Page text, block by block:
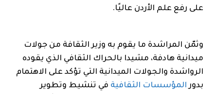
على رفع علم الأردن عاليًا.
وثمّن المراشدة ما يقوم به وزير الثقافة من جولات
ميدانية هادفة، مشيدا بالحراك الثقافي الذي يقوده
الرواشدة والجولات الميدانية التي تؤكد على الاهتمام
بدورالمؤسسات الثقافية في تنشيط وتطوير